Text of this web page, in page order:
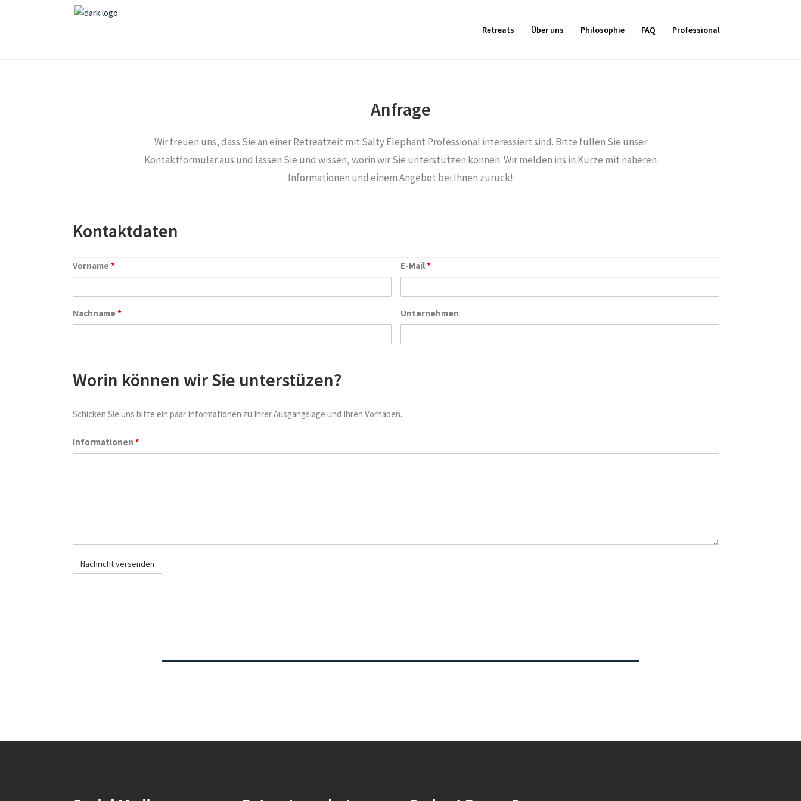
Retreats Über uns Philosophie FAQ Professional
Anfrage
Wir freuen uns, dass Sie an einer Retreatzeit mit Salty Elephant Professional interessiert sind. Bitte füllen Sie unser
Kontaktformular aus und lassen Sie und wissen, worin wir Sie unterstützen können. Wir melden ins in Kürze mit näheren
Informationen und einem Angebot bei Ihnen zurück!
Kontaktdaten
Vorname*
Nachname*
E-Mail*
Unternehmen
Worin können wir Sie unterstüzen?
Schicken Sie uns bitte ein paar Informationen zu Ihrer Ausgangslage und Ihren Vorhaben.
Informationen *